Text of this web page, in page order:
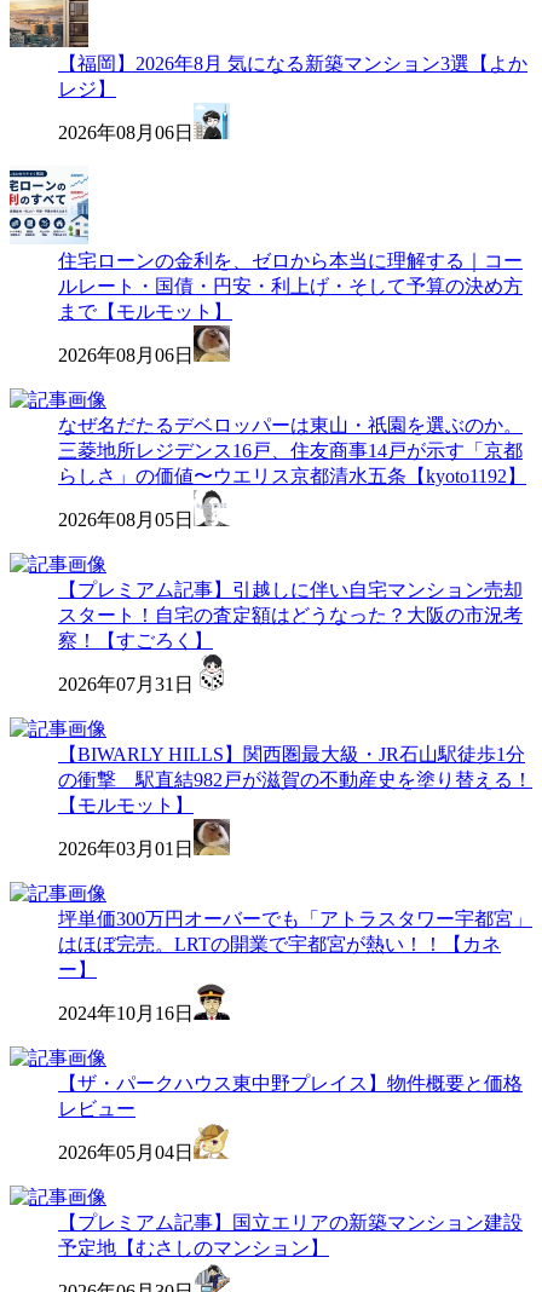
【福岡】2026年8月 気になる新築マンション3選【よか
レジ】
2026年08月06日
住宅ローンの金利を、ゼロから本当に理解する｜コー
ルレート・国債・円安・利上げ・そして予算の決め方
まで【モルモット】
2026年08月06日
なぜ名だたるデベロッパーは東山・祇園を選ぶのか。
三菱地所レジデンス16戸、住友商事14戸が示す「京都
らしさ」の価値〜ウエリス京都清水五条【kyoto1192】
2026年08月05日
【プレミアム記事】引越しに伴い自宅マンション売却
スタート！自宅の査定額はどうなった？大阪の市況考
察！【すごろく】
2026年07月31日
【BIWARLY HILLS】関西圏最大級・JR石山駅徒歩1分
の衝撃 駅直結982戸が滋賀の不動産史を塗り替える！
【モルモット】
2026年03月01日
坪単価300万円オーバーでも「アトラスタワー宇都宮」
はほぼ完売。LRTの開業で宇都宮が熱い！！【カネ
ー】
2024年10月16日
【ザ・パークハウス東中野プレイス】物件概要と価格
レビュー
2026年05月04日
【プレミアム記事】国立エリアの新築マンション建設
予定地【むさしのマンション】